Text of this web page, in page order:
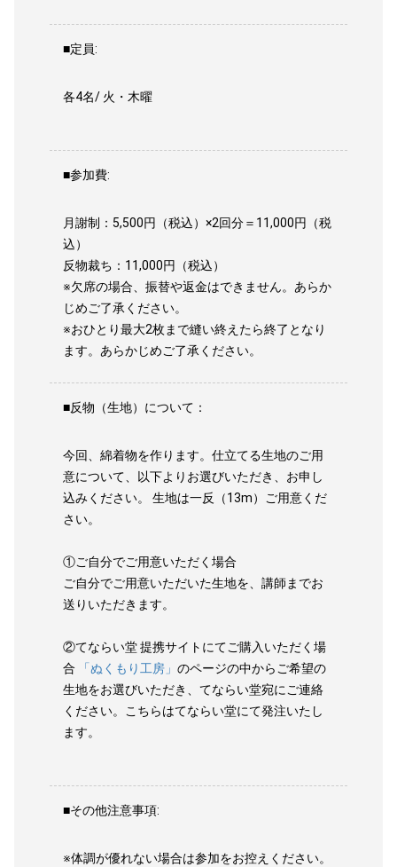
■定員:
各4名/ 火・木曜
■参加費:
月謝制：5,500円（税込）×2回分＝11,000円（税
込）
反物裁ち：11,000円（税込）
※欠席の場合、振替や返金はできません。あらか
じめご了承ください。
※おひとり最大2枚まで縫い終えたら終了となり
ます。あらかじめご了承ください。
■反物（生地）について：
今回、綿着物を作ります。仕立てる生地のご用
意について、以下よりお選びいただき、お申し
込みください。 生地は一反（13m）ご用意くだ
さい。
①ご自分でご用意いただく場合
ご自分でご用意いただいた生地を、講師までお
送りいただきます。
②てならい堂 提携サイトにてご購入いただく場
合
「ぬくもり工房」 のページの中からご希望の
生地をお選びいただき、てならい堂宛にご連絡
ください。こちらはてならい堂にて発注いたし
ます。
■その他注意事項:
※体調が優れない場合は参加をお控えください。